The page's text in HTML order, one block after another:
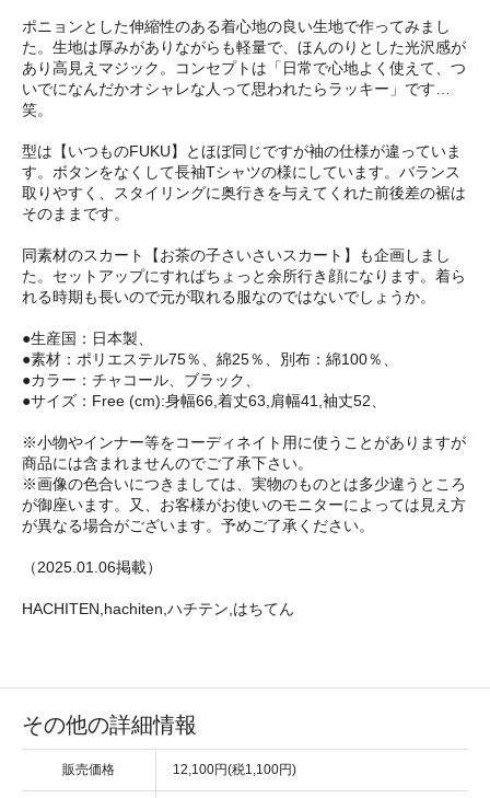
ポニョンとした伸縮性のある着心地の良い生地で作ってみまし
た。生地は厚みがありながらも軽量で、ほんのりとした光沢感が
あり高見えマジック。コンセプトは「日常で心地よく使えて、つ
いでになんだかオシャレな人って思われたらラッキー」です…
笑。
型は【いつものFUKU】とほぼ同じですが袖の仕様が違っていま
す。ボタンをなくして長袖Tシャツの様にしています。バランス
取りやすく、スタイリングに奥行きを与えてくれた前後差の裾は
そのままです。
同素材のスカート【お茶の子さいさいスカート】も企画しまし
た。セットアップにすればちょっと余所行き顔になります。着ら
れる時期も長いので元が取れる服なのではないでしょうか。
●生産国：日本製、
●素材：ポリエステル75％、綿25％、別布：綿100％、
●カラー：チャコール、ブラック、
●サイズ：Free (cm):身幅66,着丈63,肩幅41,袖丈52、
※小物やインナー等をコーディネイト用に使うことがありますが
商品には含まれませんのでご了承下さい。
※画像の色合いにつきましては、実物のものとは多少違うところ
が御座います。又、お客様がお使いのモニターによっては見え方
が異なる場合がございます。予めご了承ください。
（2025.01.06掲載）
HACHITEN,hachiten,ハチテン,はちてん
その他の詳細情報
販売価格 12,100円(税1,100円)